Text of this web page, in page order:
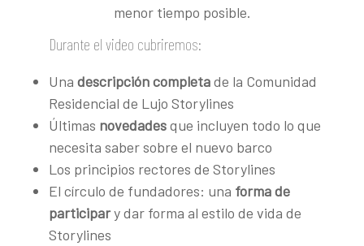
menor tiempo posible.
Durante el video cubriremos:
Una descripción completade la Comunidad
Residencial de Lujo Storylines
Últimas novedadesque incluyen todo lo que
necesita saber sobre el nuevo barco
Los principios rectores de Storylines
El círculo de fundadores: una forma de
participary dar forma al estilo de vida de
Storylines